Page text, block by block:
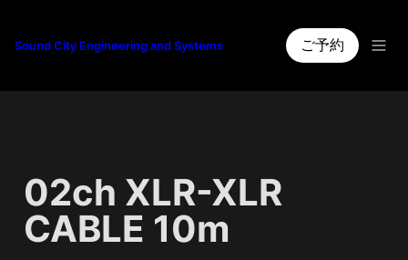
Sound City Engineering and Systems ご予約
02ch XLR-XLR
CABLE 10m